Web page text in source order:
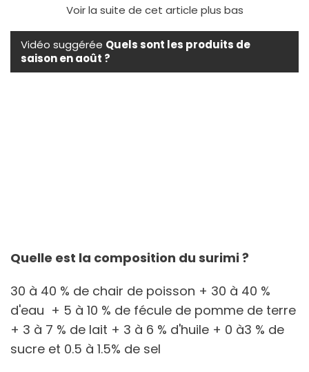
Voir la suite de cet article plus bas
Vidéo suggérée Quels sont les produits de
saison en août ?
Quelle est la composition du surimi ?
30 à 40 % de chair de poisson + 30 à 40 %
d'eau + 5 à 10 % de fécule de pomme de terre
+ 3 à 7 % de lait + 3 à 6 % d'huile + 0 à3 % de
sucre et 0.5 à 1.5% de sel